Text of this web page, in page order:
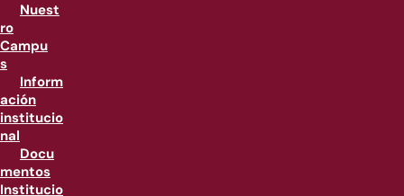
Nuest
ro
Campu
s
Inform
ación
institucio
nal
Docu
mentos
Institucio